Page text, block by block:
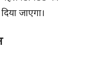
जाएगा।